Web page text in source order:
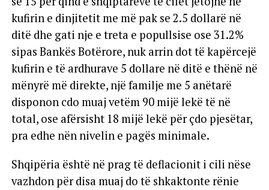
kufirin e dinjitetit me më pak se 2.5 dollarë në
ditë dhe gati nje e treta e popullsise ose 31.2%
sipas Bankës Botërore, nuk arrin dot të kapërcejë
kufirin e të ardhurave 5 dollare në ditë e thënë në
mënyrë më direkte, një familje me 5 anëtarë
disponon cdo muaj vetëm 90 mijë lekë të në
total, ose afërsisht 18 mijë lekë për çdo pjesëtar,
pra edhe nën nivelin e pagës minimale.
Shqipëria është në prag të deflacionit i cili nëse
vazhdon për disa muaj do të shkaktonte rënie